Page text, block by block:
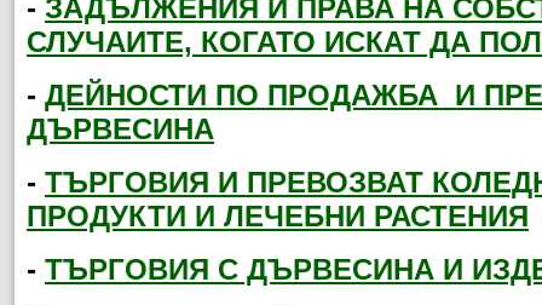
- ЗАДЪЛЖЕНИЯ И ПРАВА НА
СЛУЧАИТЕ, КОГАТО ИСКАТ ДА
- ДЕЙНОСТИ ПО ПРОДАЖБА И
ДЪРВЕСИНА
- ТЪРГОВИЯ И ПРЕВОЗВАТ
ПРОДУКТИ И ЛЕЧЕБНИ РАСТЕНИЯ
- ТЪРГОВИЯ С ДЪРВЕСИНА И